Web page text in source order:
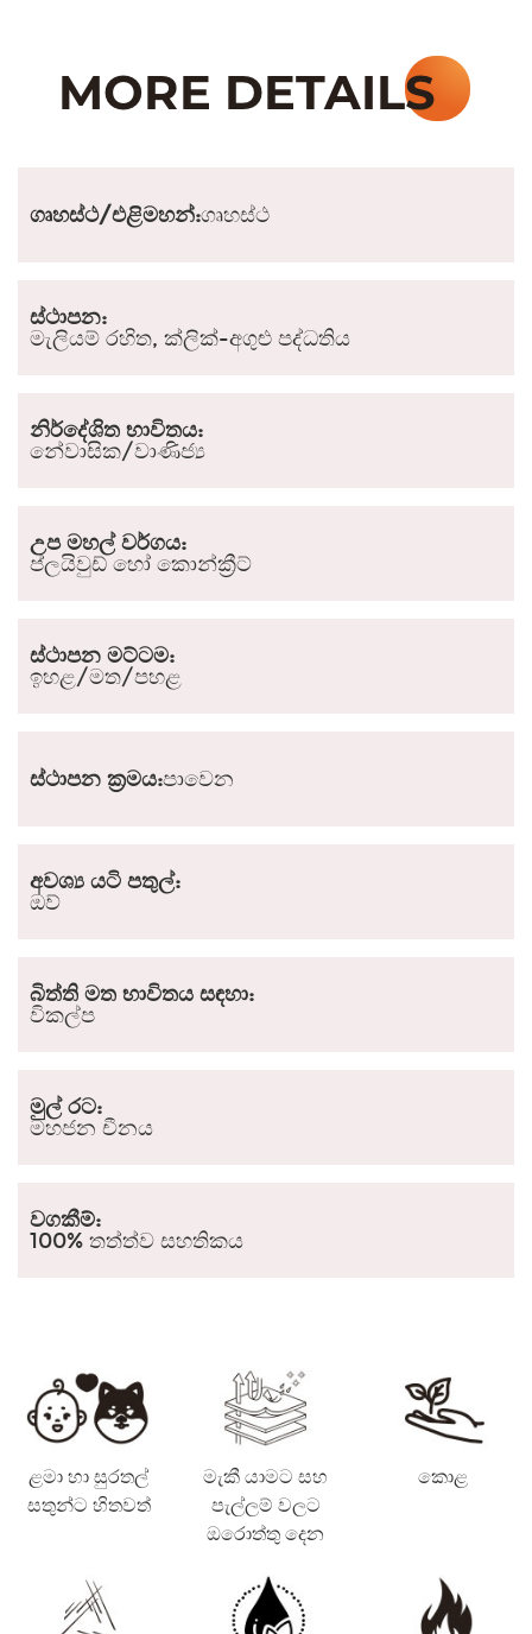
ගෘහස්ථ/එළිමහන්:ගෘහස්ථ
ස්ථාපන:
මැලියම් රහිත, ක්ලික්-අගුළු පද්ධතිය
නිර්දේශිත භාවිතය:
නේවාසික/වාණිජ්‍ය
උප මහල් වර්ගය:
ප්ලයිවුඩ් හෝ කොන්ක්‍රීට්
ස්ථාපන මට්ටම:
ඉහළ/මත/පහළ
ස්ථාපන ක්‍රමය:පාවෙන
අවශ්‍ය යටි පතුල්:
ඔව්
බිත්ති මත භාවිතය සඳහා:
විකල්ප
මුල් රට:
මහජන චීනය
වගකීම්:
100% තත්ත්ව සහතිකය
ළමා හා සුරතල්
සතුන්ට හිතවත්
මැකී යාමට සහ
පැල්ලම් වලට
ඔරොත්තු දෙන
කොළ